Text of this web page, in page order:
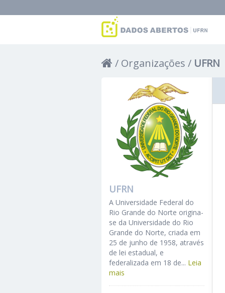
Organizações UFRN
UFRN
A Universidade Federal do
Rio Grande do Norte origina-
se da Universidade do Rio
Grande do Norte, criada em
25 de junho de 1958, através
de lei estadual, e
federalizada em 18 de... Leia
mais